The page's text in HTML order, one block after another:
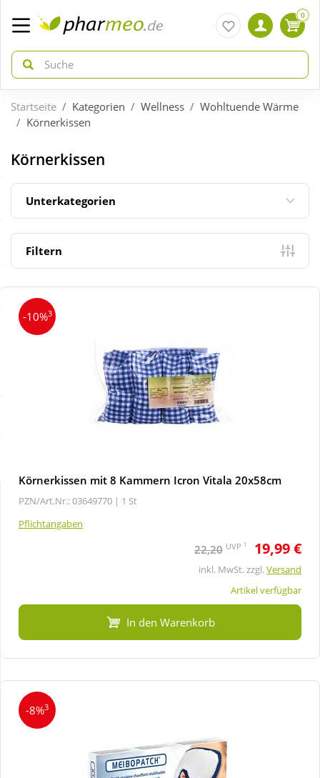
zurück
ÜBERSICHT AKTIONEN
Aktuelle Coupons
Neuheiten
Sale
zurück
ÜBERSICHT KATEGORIEN
Arzneimittel
Diabetes
Körperpflege & Kosmetik
Natur & Homöopathie
Tierbedarf
Wellness
0
Startseite Kategorien Wellness
Wohltuende Wärme
Körnerkissen
Körnerkissen
Unterkategorien
Filtern
-10%3
Körnerkissen mit 8 Kammern Icron Vitala 20x58cm
PZN/Art.Nr.: 03649770 | 1 St
Pflichtangaben
22,20 UVP 1 19,99 €
inkl. MwSt. zzgl.Versand
Artikel verfügbar
In den Warenkorb
-8%3